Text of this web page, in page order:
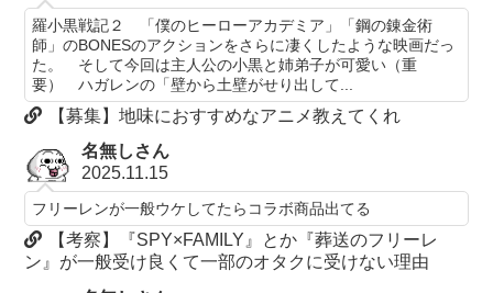
羅小黒戦記２ 「僕のヒーローアカデミア」「鋼の錬金術
師」のBONESのアクションをさらに凄くしたような映画だっ
た。 そして今回は主人公の小黒と姉弟子が可愛い（重
要） ハガレンの「壁から土壁がせり出して...
【募集】地味におすすめなアニメ教えてくれ
名無しさん
2025.11.15
フリーレンが一般ウケしてたらコラボ商品出てる
【考察】『SPY×FAMILY』とか『葬送のフリーレ
ン』が一般受け良くて一部のオタクに受けない理由